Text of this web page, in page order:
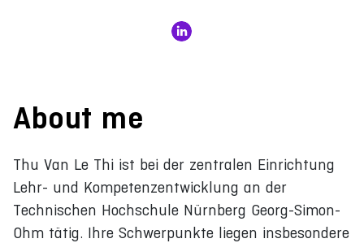
About me
Thu Van Le Thi ist bei der zentralen Einrichtung
Lehr- und Kompetenzentwicklung an der
Technischen Hochschule Nürnberg Georg-Simon-
Ohm tätig. Ihre Schwerpunkte liegen insbesondere